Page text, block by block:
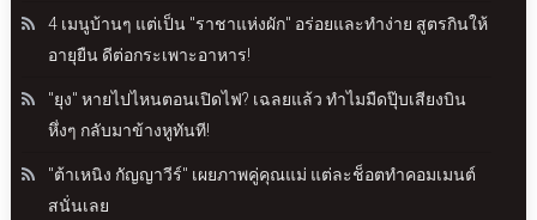
4 เมนูบ้านๆ แต่เป็น "ราชาแห่งผัก" อร่อยและทำง่าย สูตรกินให้
อายุยืน ดีต่อกระเพาะอาหาร!
"ยุง" หายไปไหนตอนเปิดไฟ? เฉลยแล้ว ทำไมมืดปุ๊บเสียงบิน
หึ่งๆ กลับมาข้างหูทันที!
"ต้าเหนิง กัญญาวีร์" เผยภาพคู่คุณแม่ แต่ละช็อตทำคอมเมนต์
สนั่นเลย